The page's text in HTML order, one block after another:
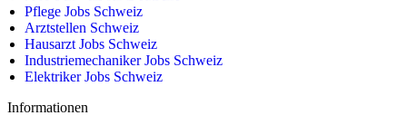
Pflege Jobs Schweiz
Arztstellen Schweiz
Hausarzt Jobs Schweiz
Industriemechaniker Jobs Schweiz
Elektriker Jobs Schweiz
Informationen